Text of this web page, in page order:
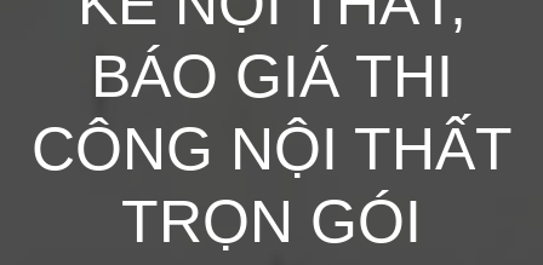
BÁO GIÁ THI
CÔNG NỘI THẤT
TRỌN GÓI